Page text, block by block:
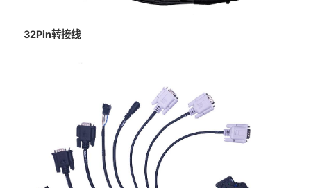
32Pin转接线